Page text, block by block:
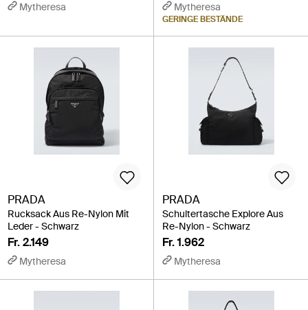
Mytheresa Mytheresa
GERINGE BESTÄNDE
PRADA
Rucksack Aus Re-Nylon Mit
Leder - Schwarz
Fr. 2.149
Mytheresa
PRADA
Schultertasche Explore Aus
Re-Nylon - Schwarz
Fr. 1.962
Mytheresa